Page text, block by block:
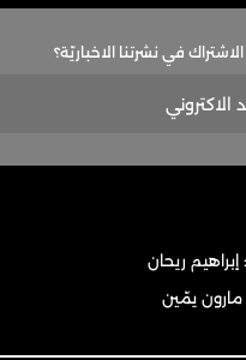
في نشرتنا الاخباريّة؟
إبراهيم ريحان
مارون يمّين